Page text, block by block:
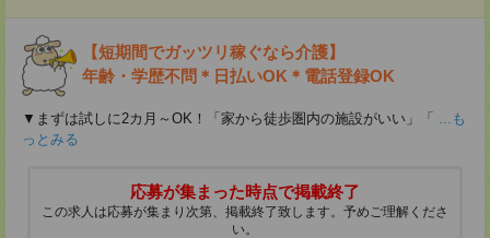
【短期間でガッツリ稼ぐなら介護】
年齢・学歴不問＊日払いOK＊電話登録OK
▼まずは試しに2カ月～OK！「家から徒歩圏内の施設がいい」「 ...も
っとみる
応募が集まった時点で掲載終了
この求人は応募が集まり次第、掲載終了致します。予めご理解くださ
い。